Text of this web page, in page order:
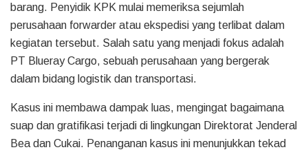
barang. Penyidik KPK mulai memeriksa sejumlah
perusahaan forwarder atau ekspedisi yang terlibat dalam
kegiatan tersebut. Salah satu yang menjadi fokus adalah
PT Blueray Cargo, sebuah perusahaan yang bergerak
dalam bidang logistik dan transportasi.
Kasus ini membawa dampak luas, mengingat bagaimana
suap dan gratifikasi terjadi di lingkungan Direktorat Jenderal
Bea dan Cukai. Penanganan kasus ini menunjukkan tekad